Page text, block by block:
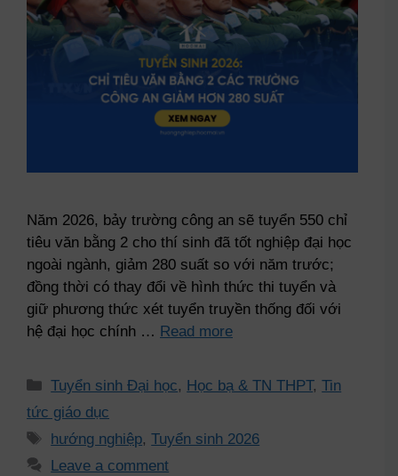
Năm 2026, bảy trường công an sẽ tuyển 550 chỉ
tiêu văn bằng 2 cho thí sinh đã tốt nghiệp đại học
ngoài ngành, giảm 280 suất so với năm trước;
đồng thời có thay đổi về hình thức thi tuyển và
giữ phương thức xét tuyển truyền thống đối với
hệ đại học chính … Read more
Tuyển sinh Đại học, Học bạ & TN THPT,Tin
tức giáo dục
hướng nghiệp,Tuyển sinh 2026
Leave a comment